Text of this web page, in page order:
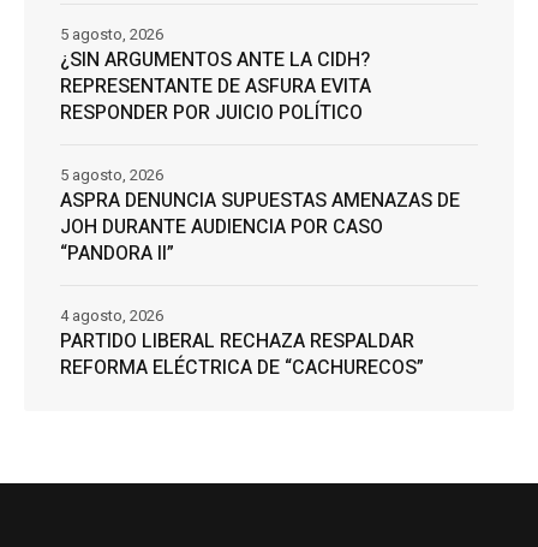
¿SIN ARGUMENTOS ANTE LA CIDH?
REPRESENTANTE DE ASFURA EVITA
RESPONDER POR JUICIO POLÍTICO
5 agosto, 2026
ASPRA DENUNCIA SUPUESTAS AMENAZAS DE
JOH DURANTE AUDIENCIA POR CASO
“PANDORA II”
5 agosto, 2026
PARTIDO LIBERAL RECHAZA RESPALDAR
REFORMA ELÉCTRICA DE “CACHURECOS”
4 agosto, 2026